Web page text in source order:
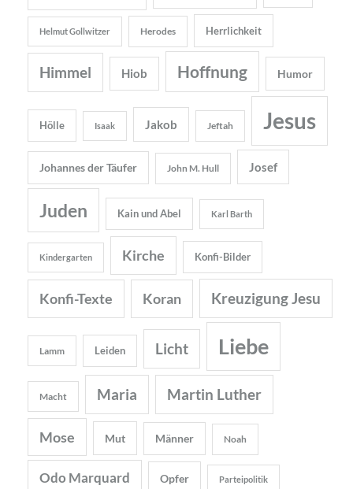
Helmut Gollwitzer Herodes Herrlichkeit
Himmel Hiob Hoffnung Humor
Hölle Isaak Jakob Jeftah Jesus
Johannes der Täufer John M. Hull Josef
Juden Kain und Abel Karl Barth
Kindergarten Kirche Konfi-Bilder
Konfi-Texte Koran Kreuzigung Jesu
Lamm Leiden Licht Liebe
Macht Maria Martin Luther
Mose Mut Männer Noah
Odo Marquard Opfer Parteipolitik